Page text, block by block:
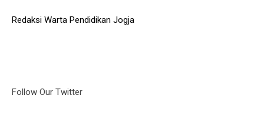
Redaksi Warta Pendidikan Jogja
Follow Our Twitter